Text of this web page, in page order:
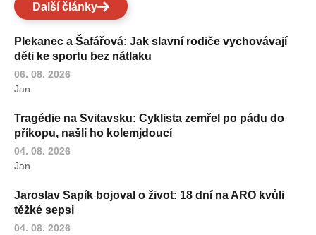
Další články
Plekanec a Šafářová: Jak slavní rodiče vychovávají
děti ke sportu bez nátlaku
06. 08. 2026
Jan
Tragédie na Svitavsku: Cyklista zemřel po pádu do
příkopu, našli ho kolemjdoucí
04. 08. 2026
Jan
Jaroslav Sapík bojoval o život: 18 dní na ARO kvůli
těžké sepsi
04. 08. 2026